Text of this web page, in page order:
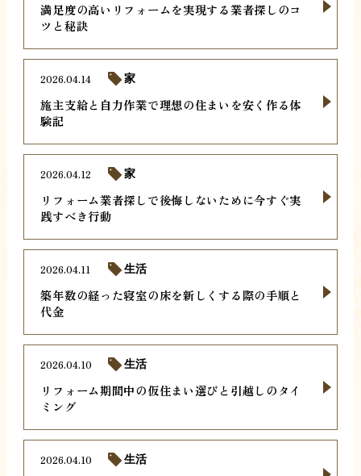
満足度の高いリフォームを実現する業者探しのコ
ツと秘訣
施主支給と自力作業で理想の住まいを安く作る体
験記
2026.04.14 家
リフォーム業者探しで後悔しないために今すぐ実
践すべき行動
2026.04.12 家
築年数の経った寝室の床を新しくする際の手順と
代金
2026.04.11 生活
リフォーム期間中の仮住まい選びと引越しのタイ
ミング
2026.04.10 生活
2026.04.10 生活